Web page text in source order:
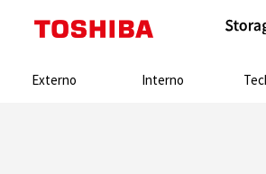
Externo Interno
Search: